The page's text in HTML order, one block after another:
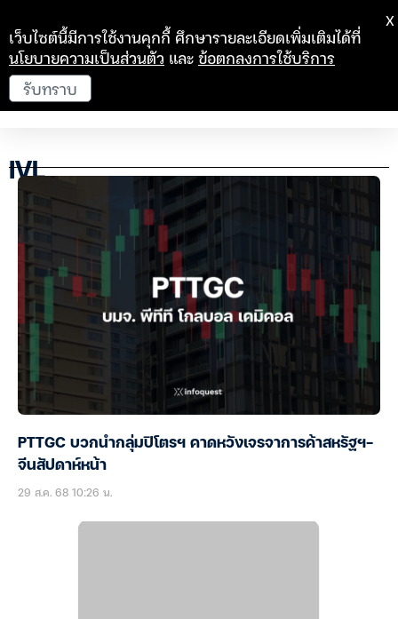
IVL
PTTGC บวกนำกลุ่มปิโตรฯ คาดหวังเจรจาการค้าสหรัฐฯ-
จีนสัปดาห์หน้า
29 ส.ค. 68 10:26 น.
เว็บไซต์นี้มีการใช้งานคุกกี้ ศึกษารายละเอียดเพิ่มเติมได้ที่
นโยบายความเป็นส่วนตัว และข้อตกลงการใช้บริการ
รับทราบ
X